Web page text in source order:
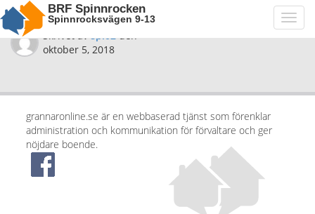
BRF Spinnrocken
Spinnrocksvägen 9-13
Skrivet avspi02den
oktober 5, 2018
grannaronline.se är en webbaserad tjänst som förenklar
administration och kommunikation för förvaltare och ger
nöjdare boende.